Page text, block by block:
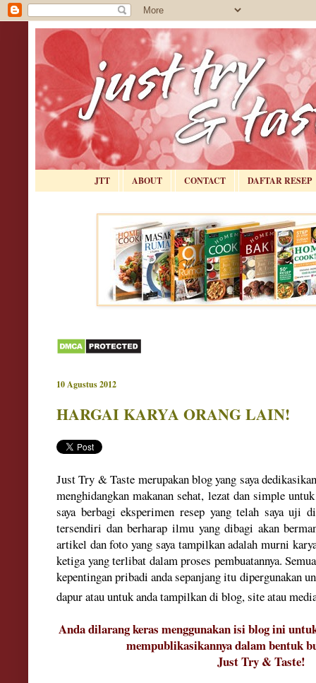
JTT ABOUT CONTACT DAFTAR RESEP
10 Agustus 2012
HARGAI KARYA ORANG LAIN!
Just Try & Taste merupakan blog yang saya
menghidangkan makanan sehat, lezat dan simple
saya berbagi eksperimen resep yang telah saya uji
tersendiri dan berharap ilmu yang dibagi akan
artikel dan foto yang saya tampilkan adalah murni
ketiga yang terlibat dalam proses pembuatannya.
kepentingan pribadi anda sepanjang itu dipergunakan
dapur atau untuk anda tampilkan di blog, site atau
Anda dilarang keras menggunakan isi blog ini
mempublikasikannya dalam bentuk
Just Try & Taste!